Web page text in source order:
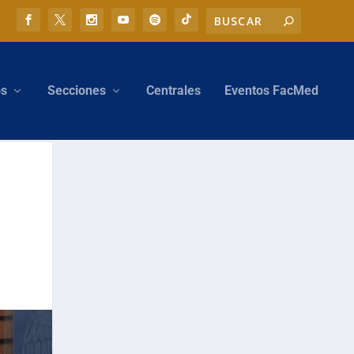
Secciones Centrales Eventos FacMed